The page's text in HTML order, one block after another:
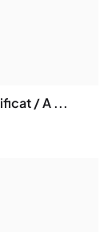
/ A ...